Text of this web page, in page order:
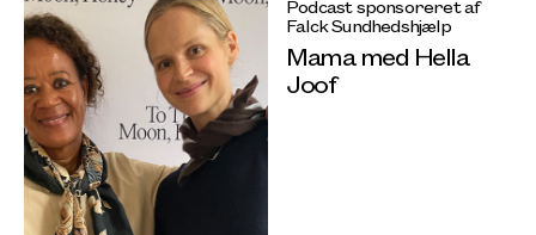
Podcast sponsoreret af
Falck Sundhedshjælp
Mama med Hella
Joof